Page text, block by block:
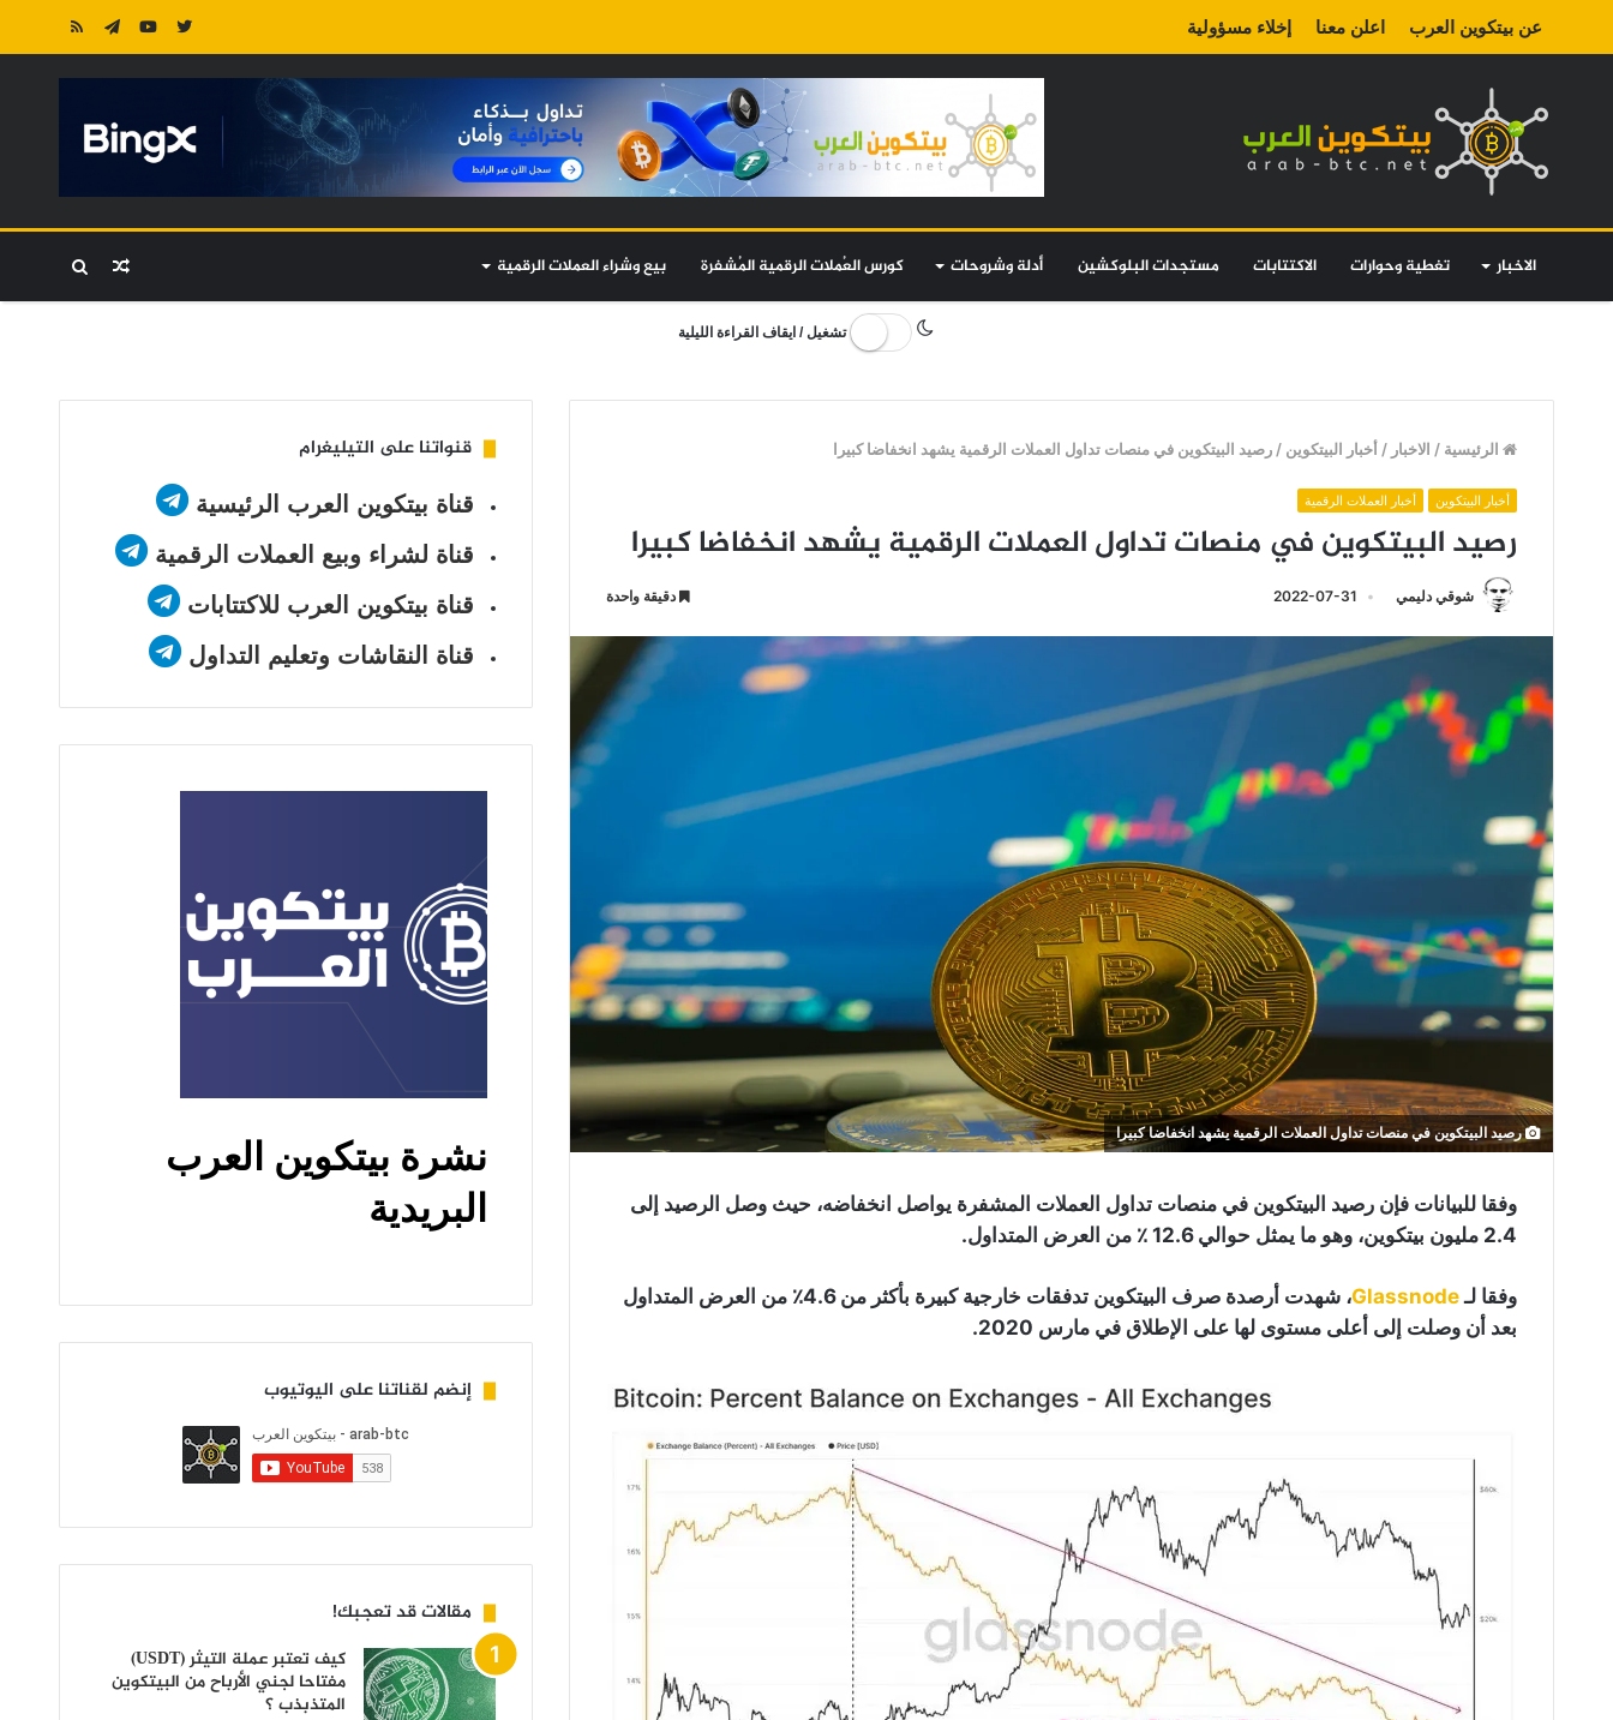
عن بيتكوين العرب اعلن معنا إخلاء مسؤولية
الاخبار تغطية وحوارات الاكتتابات مستجدات البلوكشين أدلة وشروحات كورس العُملات الرقمية المُشفرة بيع وشراء العملات الرقمية بحث مقال
تشغيل / ايقاف القراءة الليلية
الرئيسية / الاخبار / أخبار البيتكوين / رصيد البيتكوين في منصات تداول العملات الرقمية يشهد انخفاضا كبيرا
أخبار البيتكوين أخبار العملات الرقمية
رصيد البيتكوين في منصات تداول العملات الرقمية يشهد انخفاضا كبيرا
شوقي دليمي 2022-07-31 دقيقة واحدة
رصيد البيتكوين في منصات تداول العملات الرقمية يشهد انخفاضا كبيرا
وفقا للبيانات فإن رصيد البيتكوين في منصات تداول العملات المشفرة يواصل انخفاضه، حيث وصل الرصيد إلى
2.4 مليون بيتكوين، وهو ما يمثل حوالي 12.6 ٪ من العرض المتداول.
وفقا لـGlassnode
، شهدت أرصدة صرف البيتكوين تدفقات خارجية كبيرة بأكثر من 4.6٪ من العرض المتداول
بعد أن وصلت إلى أعلى مستوى لها على الإطلاق في مارس 2020.
قنواتنا على التيليغرام
قناة بيتكوين العرب الرئيسية
قناة لشراء وبيع العملات الرقمية
قناة بيتكوين العرب للاكتتابات
قناة النقاشات وتعليم التداول
إنضم لقناتنا على اليوتيوب
مقالات قد تعجبك!
كيف تعتبر عملة التيثر (USDT)
مفتاحا لجني الأرباح من البيتكوين
المتذبذب ؟